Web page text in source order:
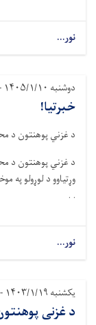
نور...
دوشنبه ۱۴۰۵/۱/۱۰ - ۹:۴۸
خبرتیا!
د غزني پوهنتون د
د غزني پوهنتون د
وړتیاوو د لوړولو په
. .
نور...
یکشنبه ۱۴۰۳/۱/۱۹ - ۱۰:۱۲
د غزنی